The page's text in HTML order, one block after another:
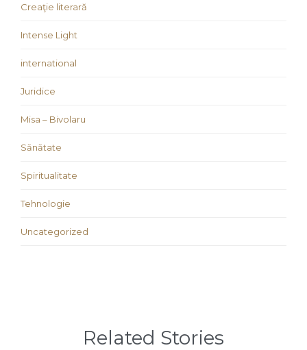
Creaţie literară
Intense Light
international
Juridice
Misa – Bivolaru
Sănătate
Spiritualitate
Tehnologie
Uncategorized
Related Stories